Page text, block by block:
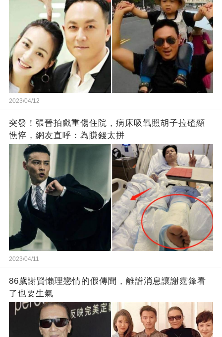
2023/04/12
突發！張晉拍戲重傷住院，病床吸氧照胡子拉碴顯
憔悴，網友直呼：為賺錢太拼
2023/04/11
86歲謝賢懶理戀情的假傳聞，離譜消息讓謝霆鋒看
了也要生氣